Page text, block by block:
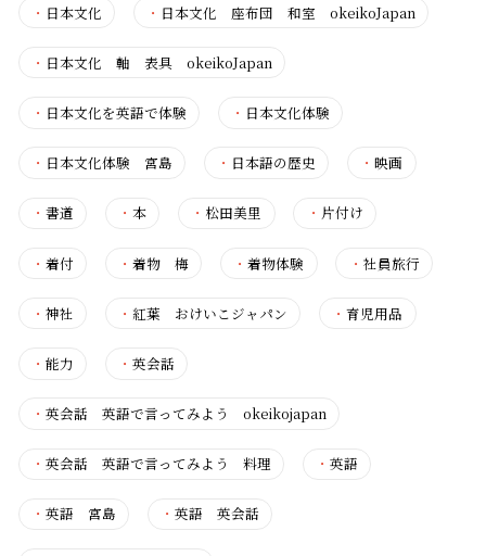
・ 日本文化 ・ 日本文化 座布団 和室 okeikoJapan
・ 日本文化 軸 表具 okeikoJapan
・ 日本文化を英語で体験 ・ 日本文化体験
・ 日本文化体験 宮島 ・ 日本語の歴史 ・映画
・ 書道 ・本 ・ 松田美里 ・ 片付け
・ 着付 ・着物 梅 ・着物体験 ・ 社員旅行
・ 神社 ・紅葉 おけいこジャパン ・育児用品
・ 能力 ・英会話
・ 英会話 英語で言ってみよう okeikojapan
・ 英会話 英語で言ってみよう 料理 ・英語
・ 英語 宮島 ・英語 英会話